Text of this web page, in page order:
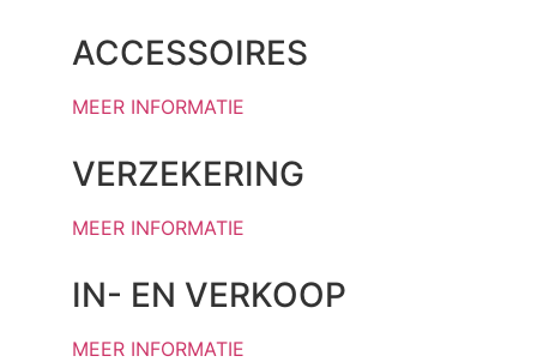
ACCESSOIRES
MEER INFORMATIE
VERZEKERING
MEER INFORMATIE
IN- EN VERKOOP
MEER INFORMATIE